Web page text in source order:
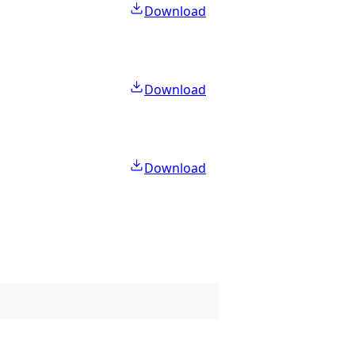
Download
Download
Download